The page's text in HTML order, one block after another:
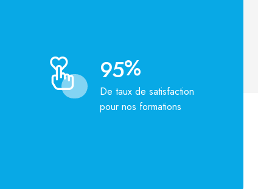
95%
De taux de satisfaction
pour nos formations